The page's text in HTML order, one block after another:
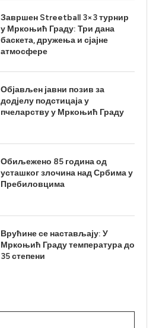
Завршен Streetball 3×3 турнир
у Мркоњић Граду: Три дана
баскета, дружења и сјајне
атмосфере
Објављен јавни позив за
додјелу подстицаја у
пчеларству у Мркоњић Граду
Обиљежено 85 година од
усташког злочина над Србима у
Пребиловцима
Врућине се настављају: У
Мркоњић Граду температура до
35 степени